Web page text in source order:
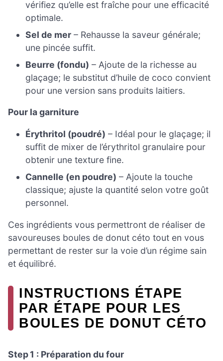
vérifiez qu’elle est fraîche pour une efficacité
optimale.
Sel de mer – Rehausse la saveur générale;
une pincée suffit.
Beurre (fondu) – Ajoute de la richesse au
glaçage; le substitut d’huile de coco convient
pour une version sans produits laitiers.
Pour la garniture
Érythritol (poudré) – Idéal pour le glaçage; il
suffit de mixer de l’érythritol granulaire pour
obtenir une texture fine.
Cannelle (en poudre) – Ajoute la touche
classique; ajuste la quantité selon votre goût
personnel.
Ces ingrédients vous permettront de réaliser de
savoureuses boules de donut céto tout en vous
permettant de rester sur la voie d’un régime sain
et équilibré.
INSTRUCTIONS ÉTAPE
PAR ÉTAPE POUR LES
BOULES DE DONUT CÉTO
Step 1 : Préparation du four